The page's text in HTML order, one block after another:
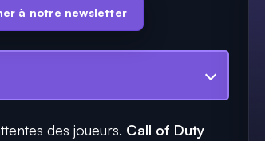
à notre newsletter
des joueurs. Call of Duty